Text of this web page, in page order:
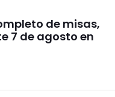
de misas,
7 de agosto en